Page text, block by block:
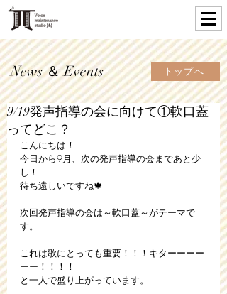
News ＆ Events トップへ
9/19発声指導の会に向けて①軟口蓋
ってどこ？
こんにちは！
今日から9月、次の発声指導の会まであと少
し！
待ち遠しいですね🍁
次回発声指導の会は～軟口蓋～がテーマで
す。
これは歌にとっても重要！！！キターーーー
ーー！！！！
と一人で盛り上がっています。